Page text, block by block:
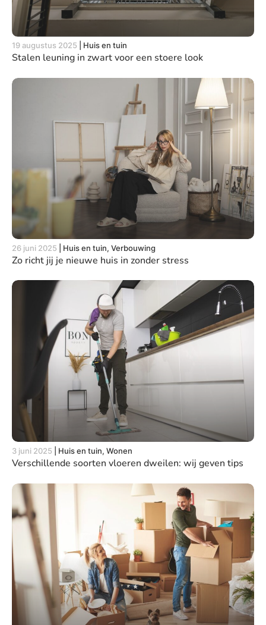
19 augustus 2025 Huis en tuin
Stalen leuning in zwart voor een stoere look
26 juni 2025 Huis en tuin, Verbouwing
Zo richt jij je nieuwe huis in zonder stress
3 juni 2025 Huis en tuin, Wonen
Verschillende soorten vloeren dweilen: wij geven tips